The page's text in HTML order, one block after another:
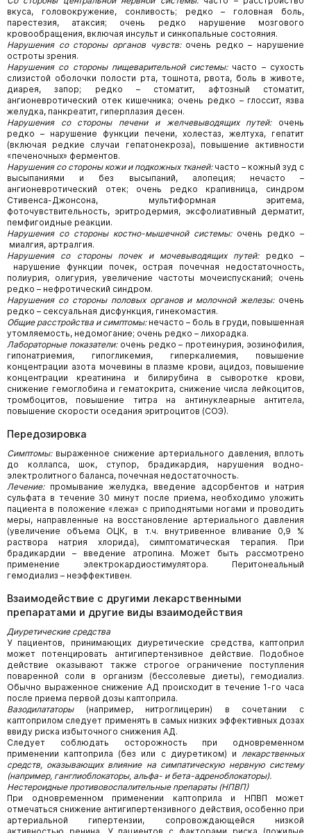
вкуса, головокружение, сонливость; редко – головная боль,
парестезия, атаксия; очень редко нарушение мозгового
кровообращения, включая инсульт и синкопальные состояния.
Нарушения со стороны органов чувств:очень редко – нарушение
остроты зрения.
Нарушения со стороны пищеварительной системы: часто – сухость
слизистой оболочки полости рта, тошнота, рвота, боль в животе,
диарея, запор; редко – стоматит, афтозный стоматит,
ангионевротический отек кишечника; очень редко – глоссит, язва
желудка, панкреатит, гиперплазия десен.
Нарушения со стороны печени и желчевыводящих путей:очень
редко – нарушение функции печени, холестаз, желтуха, гепатит
(включая редкие случаи гепатонекроза), повышение активности
«печеночных» ферментов.
Нарушения со стороны кожи и подкожных тканей:часто – кожный зуд с
высыпаниями и без высыпаний, алопеция; нечасто –
ангионевротический отек; очень редко крапивница, синдром
Стивенса-Джонсона, мультиформная эритема,
фоточувствительность, эритродермия, эксфолиативный дерматит,
пемфигоидные реакции.
Нарушения со стороны костно-мышечной системы:очень редко –
миалгия, артралгия.
Нарушения со стороны почек и мочевыводящих путей:редко –
нарушение функции почек, острая почечная недостаточ­ность,
полиурия, олигурия, увеличение частоты мочеиспусканий; очень
редко – нефротический синдром.
Нарушения со стороны половых органов и молочной железы:очень
редко – сексуальная дисфункция, гинекомастия.
Общие расстройства и симптомы:нечасто – боль в груди, повышенная
утомляемость, недомогание; очень редко – лихорадка.
Лабораторные показатели: очень редко – протеинурия, эозинофилия,
гипонатриемия, гипогликемия, гиперкалиемия, повышение
концентрации азота мочевины в плазме крови, ацидоз, повышение
концентрации креатинина и билирубина в сыворотке крови,
снижение гемоглобина и гематокрита, снижение числа лейкоцитов,
тромбоцитов, повышение титра на антинуклеарные антитела,
повышение скорости оседания эритроцитов (СОЭ).
Передозировка
Симптомы:выраженное снижение артериального давления, вплоть
до коллапса, шок, ступор, брадикардия, нарушения водно-
электролитного баланса, почечная недостаточность.
Лечение:промывание желудка, введение адсорбентов и натрия
сульфата в течение 30 минут после приема, необходимо уложить
пациента в положение «лежа» с приподнятыми ногами и проводить
меры, направленные на восстановление артериального давления
(увеличение объема ОЦК, в т.ч. внутривенное вливание 0,9 %
раствора натрия хлорида), симптоматическая терапия. При
брадикардии – введение атропина. Может быть рассмотрено
применение электрокардио­стимулятора. Перитонеальный
гемодиализ – неэффективен.
Взаимодействие с другими лекарственными
препаратами и другие виды взаимодействия
Диуретические средства
У пациентов, принимающих диуретические средства, каптоприл
может потенцировать антигипертензивное действие. Подобное
действие оказывают также строгое ограничение поступления
поваренной соли в организм (бессолевые диеты), гемодиализ.
Обычно выраженное снижение АД происходит в течение 1-го часа
после приема первой дозы каптоприла.
Вазодилататоры(например, нитроглицерин) в сочетании с
каптоприлом следует применять в самых низких эффективных дозах
ввиду риска избыточного снижения АД.
Следует соблюдать осторожность при одновременном
применении каптоприла (без или с диуретиком) и лекарственных
средств, оказывающих влияние на симпатическую нервную систему
(например, ганглиоблокаторы, альфа- и бета-адре­ноблокаторы).
Нестероидные противовоспалительные препараты (НПВП)
При одновременном применении каптоприла и НПВП может
отмечаться снижение антигипертензивного действия, особенно при
артериальной гипертензии, сопровождающейся низкой